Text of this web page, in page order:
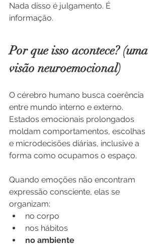
Nada disso é julgamento. É
informação.
Por que isso acontece? (uma
visão neuroemocional)
O cérebro humano busca coerência
entre mundo interno e externo.
Estados emocionais prolongados
moldam comportamentos, escolhas
e microdecisões diárias, inclusive a
forma como ocupamos o espaço.
Quando emoções não encontram
expressão consciente, elas se
organizam:
no corpo
nos hábitos
no ambiente